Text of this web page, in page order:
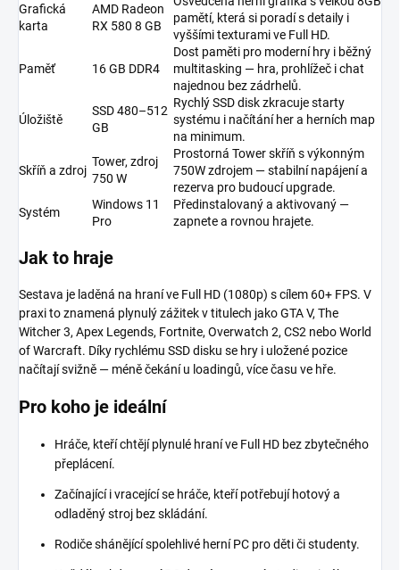
Grafická
karta
AMD Radeon
RX 580 8 GB
pamětí, která si poradí s detaily i
vyššími texturami ve Full HD.
Paměť 16 GB DDR4
Dost paměti pro moderní hry i běžný
multitasking — hra, prohlížeč i chat
najednou bez zádrhelů.
Úložiště
SSD 480–512
GB
Rychlý SSD disk zkracuje starty
systému i načítání her a herních map
na minimum.
Skříň a zdroj
Tower, zdroj
750 W
Prostorná Tower skříň s výkonným
750W zdrojem — stabilní napájení a
rezerva pro budoucí upgrade.
Systém
Windows 11
Pro
Předinstalovaný a aktivovaný —
zapnete a rovnou hrajete.
Jak to hraje
Sestava je laděná na hraní ve Full HD (1080p) s cílem 60+ FPS. V
praxi to znamená plynulý zážitek v titulech jako GTA V, The
Witcher 3, Apex Legends, Fortnite, Overwatch 2, CS2 nebo World
of Warcraft. Díky rychlému SSD disku se hry i uložené pozice
načítají svižně — méně čekání u loadingů, více času ve hře.
Pro koho je ideální
Hráče, kteří chtějí plynulé hraní ve Full HD bez zbytečného
přeplácení.
Začínající i vracející se hráče, kteří potřebují hotový a
odladěný stroj bez skládání.
Rodiče shánějící spolehlivé herní PC pro děti či studenty.